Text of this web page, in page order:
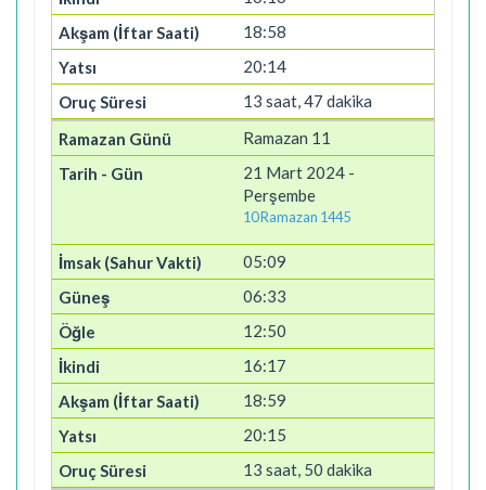
18:58
20:14
13 saat, 47 dakika
Ramazan 11
21 Mart 2024 -
Perşembe
10 Ramazan 1445
05:09
06:33
12:50
16:17
18:59
20:15
13 saat, 50 dakika